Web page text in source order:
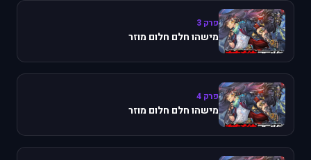
פרק 3
מישהו חלם חלום מוזר
פרק 4
מישהו חלם חלום מוזר